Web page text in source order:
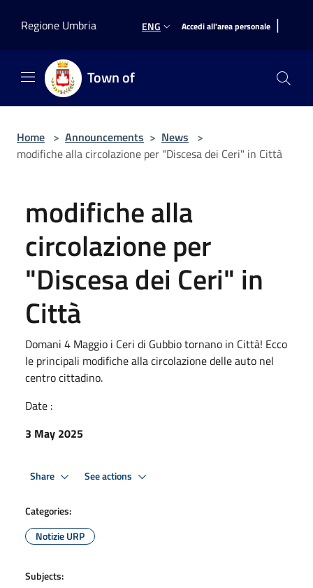
Regione Umbria
ENG Accedi all'area personale |
Town of
Home > Announcements > News >
modifiche alla circolazione per "Discesa dei Ceri" in Città
modifiche alla
circolazione per
"Discesa dei Ceri" in
Città
Domani 4 Maggio i Ceri di Gubbio tornano in Città! Ecco
le principali modifiche alla circolazione delle auto nel
centro cittadino.
Date :
3 May 2025
Share See actions
Categories:
Notizie URP
Subjects: